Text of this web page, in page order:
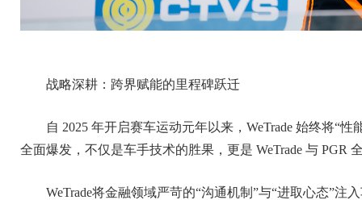
战略深耕：跨界赋能的里程碑跃迁
自 2025 年开启赛车运动元年以来，WeTrade 始终将“
全面爆发，不仅是车手技术的胜果，更是 WeTrade 与 PGR
WeTrade将金融领域严苛的“沟通机制”与“进取心态”